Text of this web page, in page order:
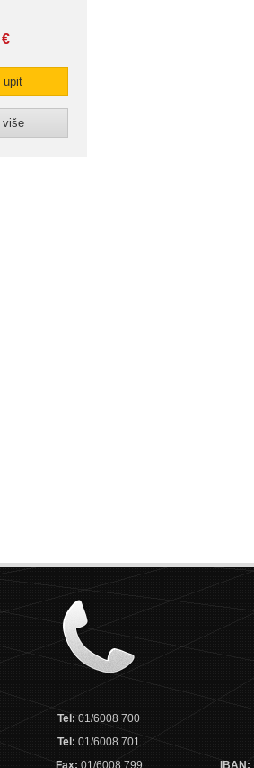
€
upit
više
Tel: 01/6008 700
Tel: 01/6008 701
Fax: 01/6008 799
IBAN: